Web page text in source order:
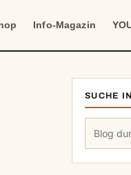
Info-Magazin
SUCHE
Suchen